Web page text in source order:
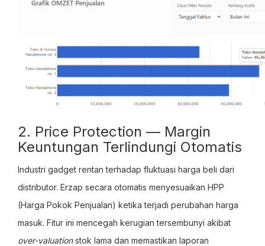
2. Price Protection — Margin
Keuntungan Terlindungi Otomatis
Industri gadget rentan terhadap fluktuasi harga beli dari
distributor. Erzap secara otomatis menyesuaikan HPP
(Harga Pokok Penjualan) ketika terjadi perubahan harga
masuk. Fitur ini mencegah kerugian tersembunyi akibat
over-valuationstok lama dan memastikan laporan